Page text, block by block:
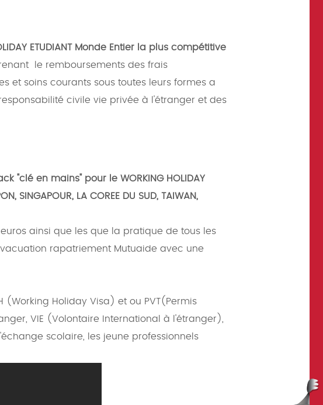
ETUDIANT Monde Entier la plus compétitive
le remboursements des frais
et soins courants sous toutes leurs formes a
civile vie privée à l'étranger et des
"clé en mains" pour le WORKING HOLIDAY
SINGAPOUR, LA COREE DU SUD, TAIWAN,
ainsi que les que la pratique de tous les
rapatriement Mutuaide avec une
(Working Holiday Visa) et ou PVT(Permis
VIE (Volontaire International à l'étranger),
scolaire, les jeune professionnels